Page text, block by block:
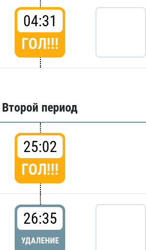
04:31
ГОЛ!!!
Второй период
25:02
ГОЛ!!!
26:35
УДАЛЕНИЕ